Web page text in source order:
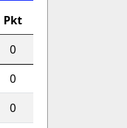
Pkt
0
0
0